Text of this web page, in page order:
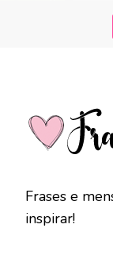
Frases e
inspirar!